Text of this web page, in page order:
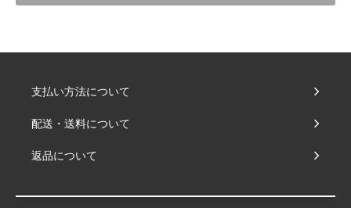
支払い方法について
配送・送料について
返品について